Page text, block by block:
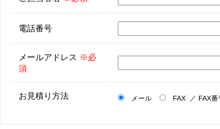
電話番号
メールアドレス ※必
須
お見積り方法 メール FAX ／ FAX